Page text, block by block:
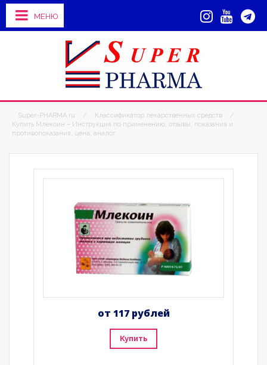
МЕНЮ
Super-PHARMA.ru / Классификатор лекарственных средств
/
Купить Млекоин – Инструкция по применению, отзывы, показания и
противопоказания, цена, аналог
от 117 рублей
Купить